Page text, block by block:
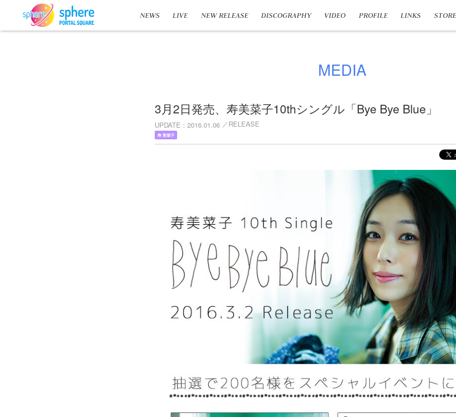
NEWS LIVE NEW RELEASE DISCOGRAPHY VIDEO PROFILE LINKS STORE
MEDIA
3月2日発売、寿美菜子10thシングル「Bye Bye Blue」
UPDATE 2016.01.06 RELEASE
寿 美菜子